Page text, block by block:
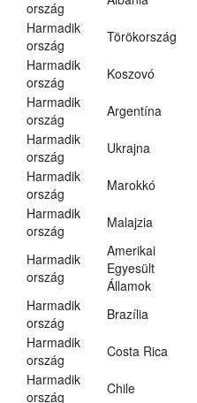
ország
Harmadik
ország
Törökország
Harmadik
ország
Koszovó
Harmadik
ország
Argentína
Harmadik
ország
Ukrajna
Harmadik
ország
Marokkó
Harmadik
ország
Malajzia
Harmadik
ország
Amerikai
Egyesült
Államok
Harmadik
ország
Brazília
Harmadik
ország
Costa Rica
Harmadik
ország
Chile